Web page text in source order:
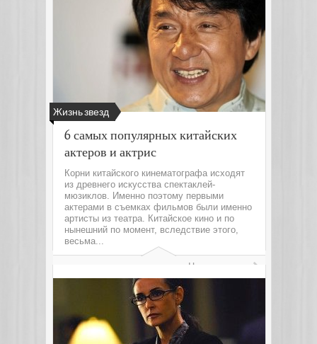
Жизнь звезд
6 самых популярных китайских
актеров и актрис
Корни китайского кинематографа исходят
из древнего искусства спектаклей-
мюзиклов. Именно поэтому первыми
актерами в съемках фильмов были именно
артисты из театра. Китайское кино и по
нынешний по момент, вследствие этого,
весьма...
Читать далее